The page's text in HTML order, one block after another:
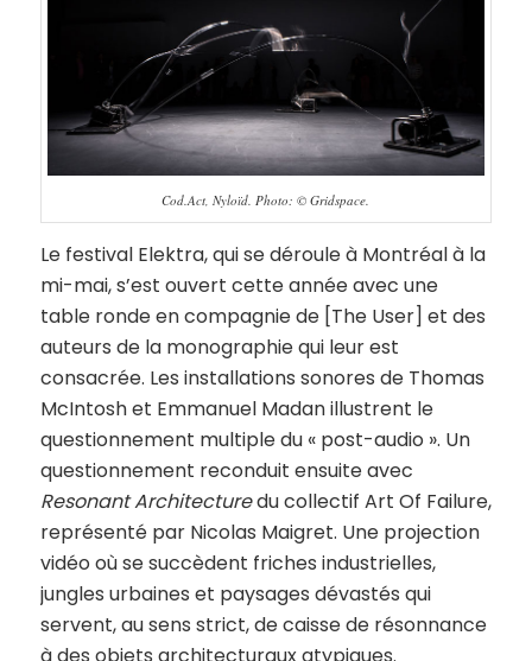
Cod.Act, Nyloïd. Photo: © Gridspace.
Le festival Elektra, qui se déroule à Montréal à la
mi-mai, s’est ouvert cette année avec une
table ronde en compagnie de [The User] et des
auteurs de la monographie qui leur est
consacrée. Les installations sonores de Thomas
McIntosh et Emmanuel Madan illustrent le
questionnement multiple du « post-audio ». Un
questionnement reconduit ensuite avec
Resonant Architecturedu collectif Art Of Failure,
représenté par Nicolas Maigret. Une projection
vidéo où se succèdent friches industrielles,
jungles urbaines et paysages dévastés qui
servent, au sens strict, de caisse de résonnance